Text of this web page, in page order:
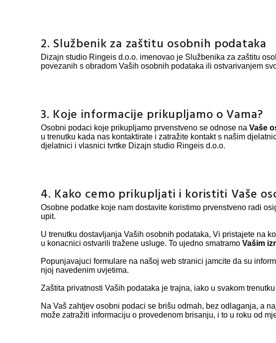
2. Službenik za zaštitu osobnih podataka
Dizajn studio Ringeis d.o.o. imenovao je Službenika za zaštitu
povezanih s obradom Vaših osobnih podataka ili ostvarivanjem
3. Koje informacije prikupljamo o Vama?
Osobni podaci koje prikupljamo prvenstveno se odnose na Vaše
u trenutku kada nas kontaktirate i zatražite kontakt s našim
djelatnici i vlasnici tvrtke Dizajn studio Ringeis d.o.o.
4. Kako cemo prikupljati i koristiti Vaše
Osobne podatke koje nam dostavite koristimo prvenstveno radi
upit.
U trenutku dostavljanja Vaših osobnih podataka, Vi pristajete na
u konacnici ostvarili tražene usluge. To ujedno smatramo Vašim
Popunjavajuci formulare na našoj web stranici jamcite da su
njoj navedenim uvjetima.
Zaštita privatnosti Vaših podataka je trajna, iako u svakom
Na Vaš zahtjev osobni podaci se brišu odmah, bez odlaganja, a
može zatražiti informaciju o provedenom brisanju, i to u roku od